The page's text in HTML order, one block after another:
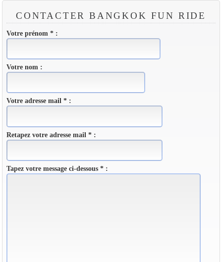
CONTACTER BANGKOK FUN RIDE
Votre prénom * :
Votre nom :
Votre adresse mail * :
Retapez votre adresse mail * :
Tapez votre message ci-dessous * :